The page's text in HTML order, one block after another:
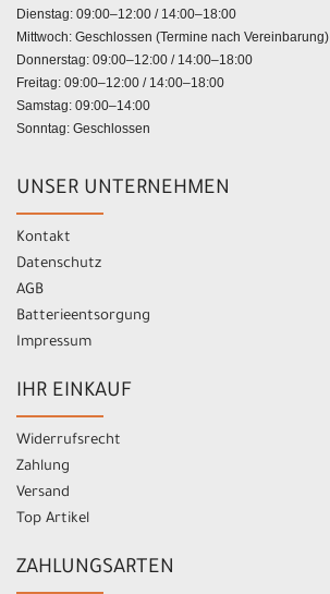
Dienstag: 09:00–12:00 / 14:00–18:00
Mittwoch: Geschlossen (Termine nach Vereinbarung)
Donnerstag: 09:00–12:00 / 14:00–18:00
Freitag: 09:00–12:00 / 14:00–18:00
Samstag: 09:00–14:00
Sonntag: Geschlossen
UNSER UNTERNEHMEN
Kontakt
Datenschutz
AGB
Batterieentsorgung
Impressum
IHR EINKAUF
Widerrufsrecht
Zahlung
Versand
Top Artikel
ZAHLUNGSARTEN